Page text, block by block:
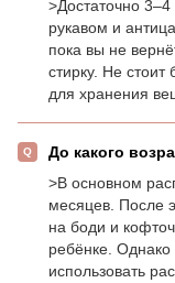
>Достаточно
рукавом и
пока вы не
стирку. Не
для хранения
До какого
>В основном
месяцев. После
на боди и
ребёнке.
использовать